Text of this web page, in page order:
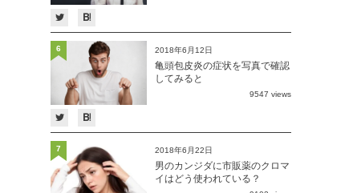
2018年6月12日
亀頭包皮炎の症状を写真で確認
してみると
9547 views
6
2018年6月22日
男のカンジダに市販薬のクロマ
イはどう使われている？
7